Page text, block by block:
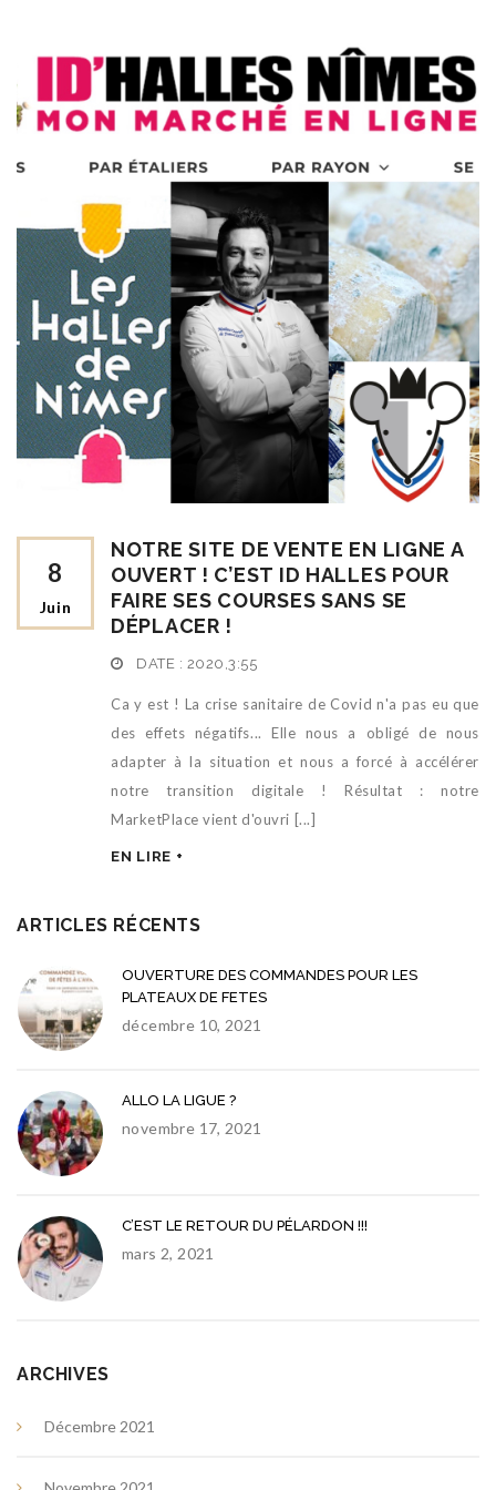
8
Juin
NOTRE SITE DE VENTE EN LIGNE A
OUVERT ! C’EST ID HALLES POUR
FAIRE SES COURSES SANS SE
DÉPLACER !
DATE : 2020,3:55
Ca y est ! La crise sanitaire de Covid n'a pas eu que
des effets négatifs... Elle nous a obligé de nous
adapter à la situation et nous a forcé à accélérer
notre transition digitale ! Résultat : notre
MarketPlace vient d'ouvri [...]
EN LIRE +
ARTICLES RÉCENTS
OUVERTURE DES COMMANDES POUR LES
PLATEAUX DE FETES
décembre 10, 2021
ALLO LA LIGUE ?
novembre 17, 2021
C’EST LE RETOUR DU PÉLARDON !!!
mars 2, 2021
ARCHIVES
Décembre 2021